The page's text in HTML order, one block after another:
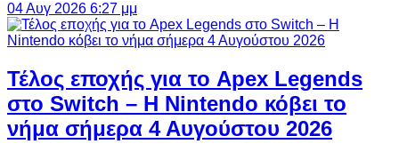
04 Αυγ 2026 6:27 μμ
Τέλος εποχής για το Apex Legends
στο Switch – Η Nintendo κόβει το
νήμα σήμερα 4 Αυγούστου 2026